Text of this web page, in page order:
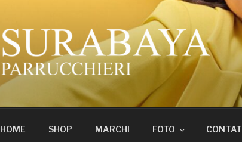
SURABAYA
Professionisti del colore
HOME SHOP MARCHI FOTO